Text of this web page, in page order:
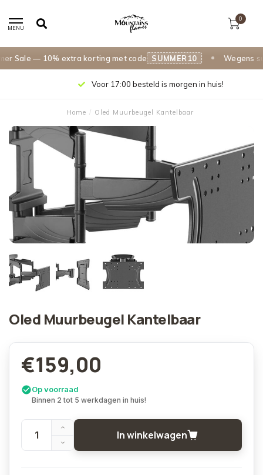
Sale — 10% extra korting met code SUMMER10 Wegens
MENU
0
Voor 17:00 besteld is morgen in huis!
Home / Oled Muurbeugel Kantelbaar
Oled Muurbeugel Kantelbaar
€159,00
Op voorraad
Binnen 2 tot 5 werkdagen in huis!
In winkelwagen